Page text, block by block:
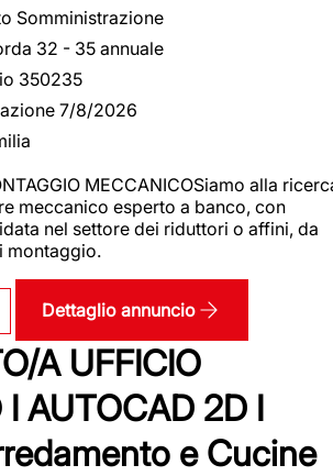
Somministrazione
32 - 35 annuale
350235
7/8/2026
MECCANICOSiamo alla
meccanico esperto a banco, con
nel settore dei riduttori o affini, da
montaggio.
Dettaglio annuncio
A UFFICIO
AUTOCAD 2D I
e Cucine